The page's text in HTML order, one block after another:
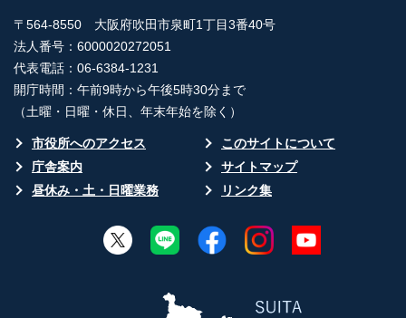
〒564-8550 大阪府吹田市泉町1丁目3番40号
法人番号：6000020272051
代表電話：06-6384-1231
開庁時間：午前9時から午後5時30分まで
（土曜・日曜・休日、年末年始を除く）
市役所へのアクセス
このサイトについて
庁舎案内
サイトマップ
昼休み・土・日曜業務
リンク集